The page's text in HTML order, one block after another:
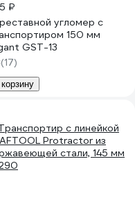
₽
угломер с
150 мм
GST-13
(17)